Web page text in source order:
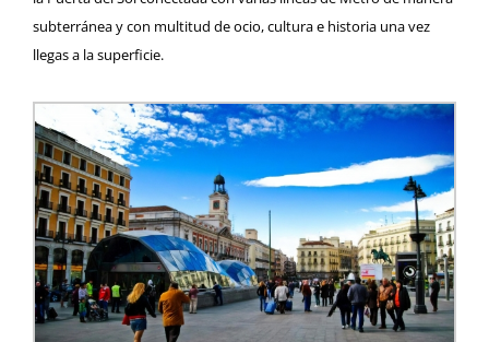
subterránea y con multitud de ocio, cultura e historia una vez
llegas a la superficie.